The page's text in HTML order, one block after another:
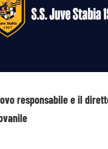
responsabile e il